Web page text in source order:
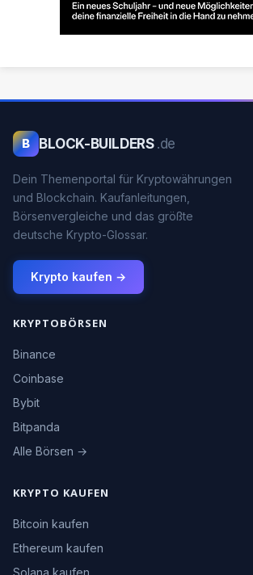
B BLOCK-BUILDERS .de
Dein Themenportal für Kryptowährungen
und Blockchain. Kaufanleitungen,
Börsenvergleiche und das größte
deutsche Krypto-Glossar.
Krypto kaufen →
KRYPTOBÖRSEN
Binance
Coinbase
Bybit
Bitpanda
Alle Börsen →
KRYPTO KAUFEN
Bitcoin kaufen
Ethereum kaufen